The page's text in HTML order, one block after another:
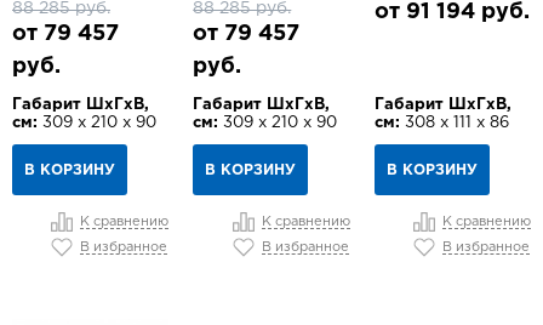
88 285 руб.
от 79 457
руб.
Габарит ШхГхВ,
см: 309 х 210 х 90
В КОРЗИНУ
К сравнению
В избранное
88 285 руб.
от 79 457
руб.
Габарит ШхГхВ,
см: 309 х 210 х 90
В КОРЗИНУ
К сравнению
В избранное
от 91 194 руб.
Габарит ШхГхВ,
см: 308 х 111 х 86
В КОРЗИНУ
К сравнению
В избранное